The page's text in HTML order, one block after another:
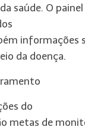
saúde. O
informações
da doença.
do
metas de